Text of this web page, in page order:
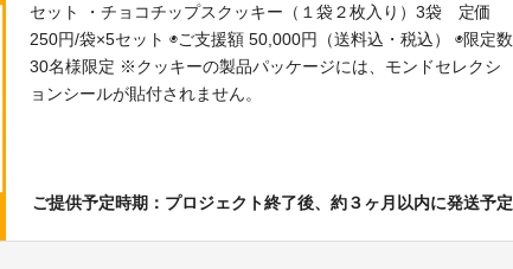
セット ・チョコチップスクッキー（１袋２枚入り）3袋 定価
250円/袋×5セット ◉ご支援額 50,000円（送料込・税込） ◉限定数
30名様限定 ※クッキーの製品パッケージには、モンドセレクシ
ョンシールが貼付されません。
ご提供予定時期：プロジェクト終了後、約３ヶ月以内に発送予定